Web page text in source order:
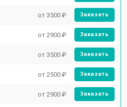
от 3500 ₽ Заказать
от 2900 ₽ Заказать
от 3500 ₽ Заказать
от 2500 ₽ Заказать
от 2900 ₽ Заказать